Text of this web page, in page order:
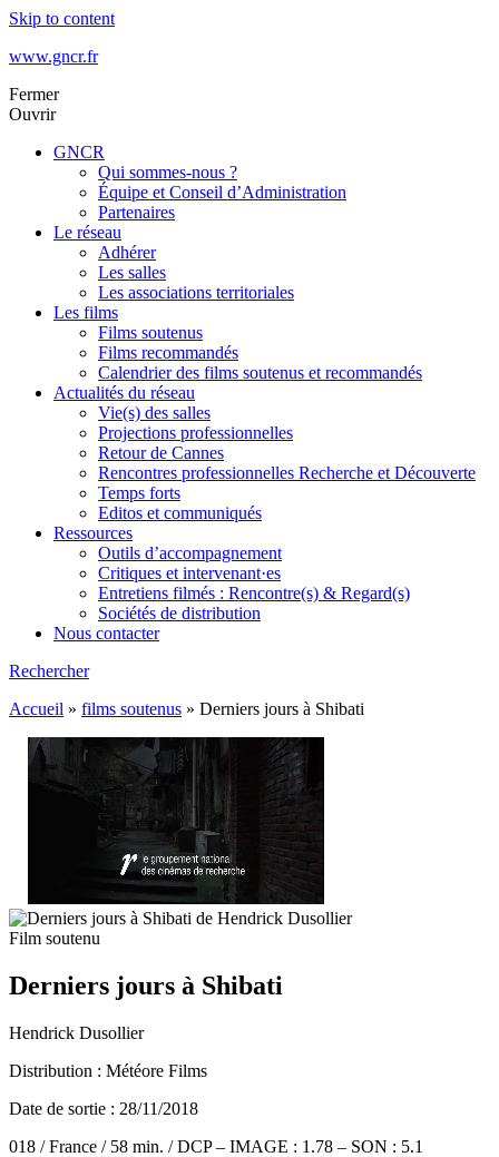
Skip to content
www.gncr.fr
Fermer
Ouvrir
GNCR
Qui sommes-nous ?
Équipe et Conseil d’Administration
Partenaires
Le réseau
Adhérer
Les salles
Les associations territoriales
Les films
Films soutenus
Films recommandés
Calendrier des films soutenus et recommandés
Actualités du réseau
Vie(s) des salles
Projections professionnelles
Retour de Cannes
Rencontres professionnelles Recherche et Découverte
Temps forts
Editos et communiqués
Ressources
Outils d’accompagnement
Critiques et intervenant·es
Entretiens filmés : Rencontre(s) & Regard(s)
Sociétés de distribution
Nous contacter
Rechercher
Accueil » films soutenus » Derniers jours à Shibati
Film soutenu
Derniers jours à Shibati
Hendrick Dusollier
Distribution : Météore Films
Date de sortie : 28/11/2018
018 / France / 58 min. / DCP – IMAGE : 1.78 – SON : 5.1